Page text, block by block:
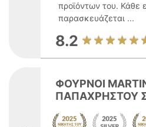
προϊόντων του. Κάθε
παρασκευάζεται ...
8.2
ΦΟΥΡΝΟΙ
ΠΑΠΑΧΡΗΣΤΟΥ